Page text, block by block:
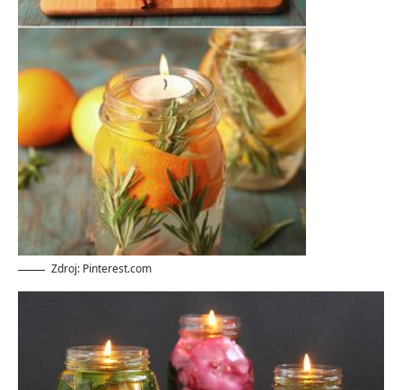
Zdroj: Pinterest.com